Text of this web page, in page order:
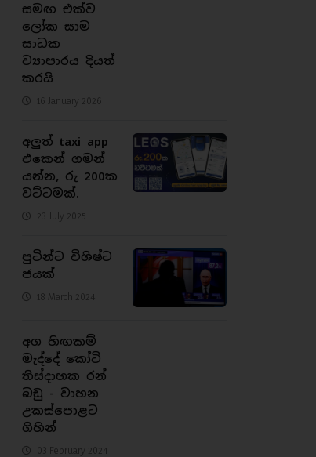
සමඟ එක්ව
ලෝක සාම
සාධක
ව්‍යාපාරය දියත්
කරයි
16 January 2026
අලුත් taxi app
එකෙන් ගමන්
යන්න, රු 200ක
වට්ටමක්.
23 July 2025
පුටින්ට විශිෂ්ට
ජයක්
18 March 2024
අග හිඟකම්
මැද්දේ කෝටි
තිස්දාහක රන්
බඩු - වාහන
උකස්පොළට
ගිහින්
03 February 2024